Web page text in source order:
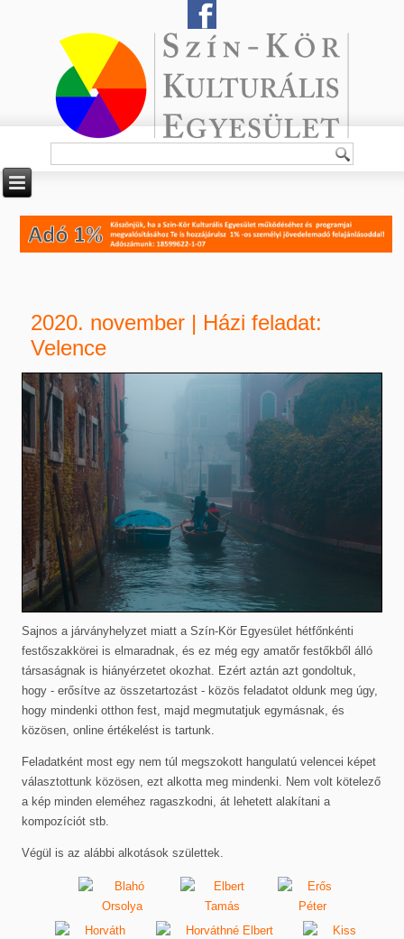
2020. november | Házi feladat:
Velence
Sajnos a járványhelyzet miatt a Szín-Kör Egyesület hétfőnkénti
festőszakkörei is elmaradnak, és ez még egy amatőr festőkből álló
társaságnak is hiányérzetet okozhat. Ezért aztán azt gondoltuk,
hogy - erősítve az összetartozást - közös feladatot oldunk meg úgy,
hogy mindenki otthon fest, majd megmutatjuk egymásnak, és
közösen, online értékelést is tartunk.
Feladatként most egy nem túl megszokott hangulatú velencei képet
választottunk közösen, ezt alkotta meg mindenki. Nem volt kötelező
a kép minden eleméhez ragaszkodni, át lehetett alakítani a
kompozíciót stb.
Végül is az alábbi alkotások születtek.